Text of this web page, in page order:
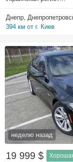
Днепр,
394 км от г. Киев
неделю назад
19 999 $